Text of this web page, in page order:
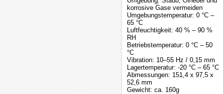
korrosive Gase vermeiden
Umgebungstemperatur: 0 °C –
65 °C
Luftfeuchtigkeit: 40 % – 90 %
RH
Betriebstemperatur: 0 °C – 50
°C
Vibration: 10–55 Hz / 0,15 mm
Lagertemperatur: -20 °C – 65 °C
Abmessungen: 151,4 x 97,5 x
52,6 mm
Gewicht: ca. 160g